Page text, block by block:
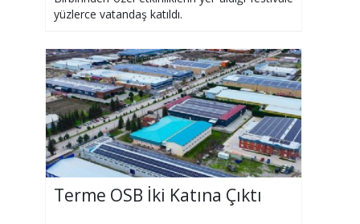
yüzlerce vatandaş katıldı.
Terme OSB İki Katına Çıktı